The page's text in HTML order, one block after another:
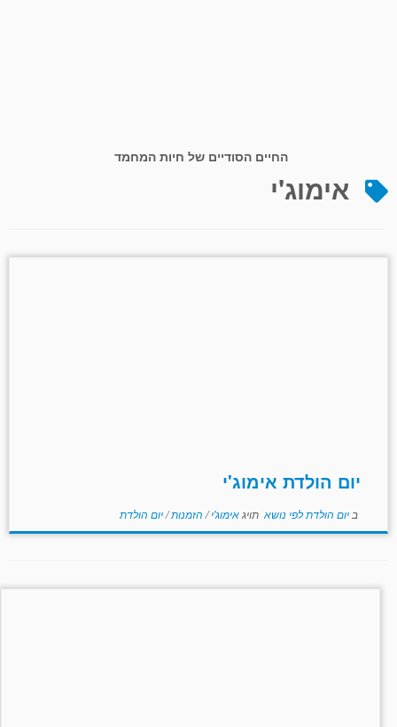
החיים הסודיים של חיות המחמד
אימוג'י
יום הולדת אימוג'י
ב יום הולדת לפי נושא תויגאימוג'י/ הזמנות/יום הולדת